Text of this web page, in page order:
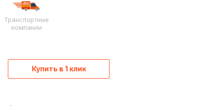
Транспортные
компании
Купить в 1 клик